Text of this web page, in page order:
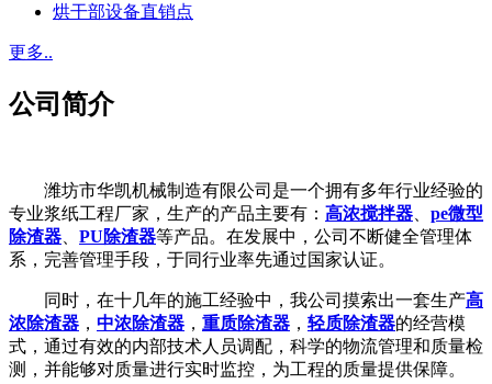
烘干部设备直销点
更多..
公司简介
潍坊市华凯机械制造有限公司是一个拥有多年行业经验的
专业浆纸工程厂家，生产的产品主要有： 高浓搅拌器、 pe微型
除渣器、 PU除渣器等产品。在发展中，公司不断健全管理体
系，完善管理手段，于同行业率先通过国家认证。
同时，在十几年的施工经验中，我公司摸索出一套生产高
浓除渣器 ， 中浓除渣器 ， 重质除渣器 ， 轻质除渣器的经营模
式，通过有效的内部技术人员调配，科学的物流管理和质量检
测，并能够对质量进行实时监控，为工程的质量提供保障。